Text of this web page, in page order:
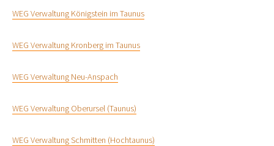
WEG Verwaltung Königstein im Taunus
WEG Verwaltung Kronberg im Taunus
WEG Verwaltung Neu-Anspach
WEG Verwaltung Oberursel (Taunus)
WEG Verwaltung Schmitten (Hochtaunus)